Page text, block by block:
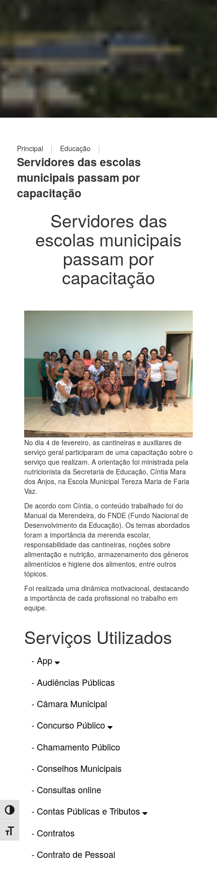
Toggle High Contrast
Toggle Font size
Principal | Educação |
Servidores das escolas
municipais passam por
capacitação
Servidores das
escolas municipais
passam por
capacitação
No dia 4 de fevereiro, as cantineiras e auxiliares de
serviço geral participaram de uma capacitação sobre o
serviço que realizam. A orientação foi ministrada pela
nutricionista da Secretaria de Educação, Cíntia Mara
dos Anjos, na Escola Municipal Tereza Maria de Faria
Vaz.
De acordo com Cíntia, o conteúdo trabalhado foi do
Manual da Merendeira, do FNDE (Fundo Nacional de
Desenvolvimento da Educação). Os temas abordados
foram a importância da merenda escolar,
responsabilidade das cantineiras, noções sobre
alimentação e nutrição, armazenamento dos gêneros
alimentícios e higiene dos alimentos, entre outros
tópicos.
Foi realizada uma dinâmica motivacional, destacando
a importância de cada profissional no trabalho em
equipe.
Serviços Utilizados
- App
- Audiências Públicas
- Câmara Municipal
- Concurso Público
- Chamamento Público
- Conselhos Municipais
- Consultas online
- Contas Públicas e Tributos
- Contratos
- Contrato de Pessoal